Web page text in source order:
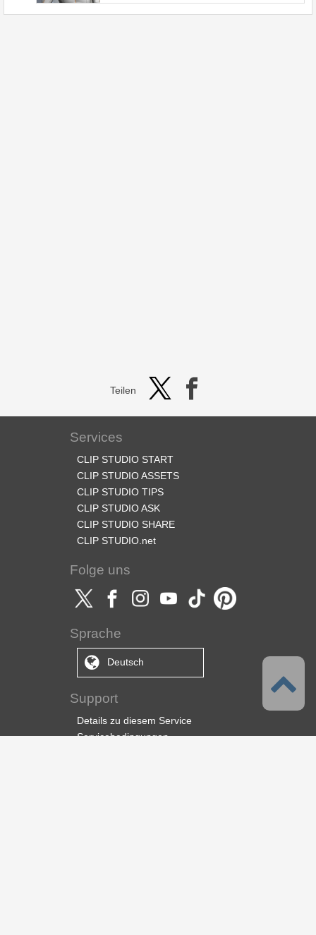
Teilen
Services
CLIP STUDIO START
CLIP STUDIO ASSETS
CLIP STUDIO TIPS
CLIP STUDIO ASK
CLIP STUDIO SHARE
CLIP STUDIO.net
Folge uns
Sprache
Deutsch
Support
Details zu diesem Service
Servicebedingungen